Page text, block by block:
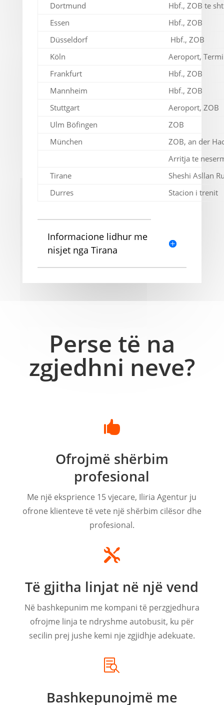
Dortmund
Hbf., ZOB te
Essen
Hbf., ZOB
Düsseldorf
Hbf., ZOB
Köln
Aeroport,
Frankfurt
Hbf., ZOB
Mannheim
Hbf., ZOB
Stuttgart
Aeroport, ZOB
Ulm Böfingen
ZOB
München
ZOB, an der
Arritja te
Tirane
Sheshi Asllan
Durres
Stacion i trenit
Informacione lidhur me
nisjet nga Tirana
Perse të na
zgjedhni neve?

Ofrojmë shërbim
profesional
Me një eksprience 15 vjecare, Iliria Agentur ju
ofrone klienteve të vete një shërbim cilësor dhe
profesional.

Të gjitha linjat në një vend
Në bashkepunim me kompani të perzgjedhura
ofrojme linja te ndryshme autobusit, ku për
secilin prej jushe kemi nje zgjidhje adekuate.

Bashkepunojmë me